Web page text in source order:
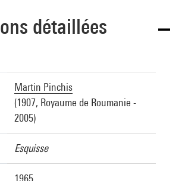
détaillées
Martin Pinchis
(1907, Royaume de Roumanie -
2005)
Esquisse
1965